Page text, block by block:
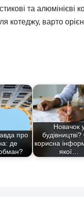
та алюмінієві
котеджу, варто
про
де
Новачок
корисна
якої…